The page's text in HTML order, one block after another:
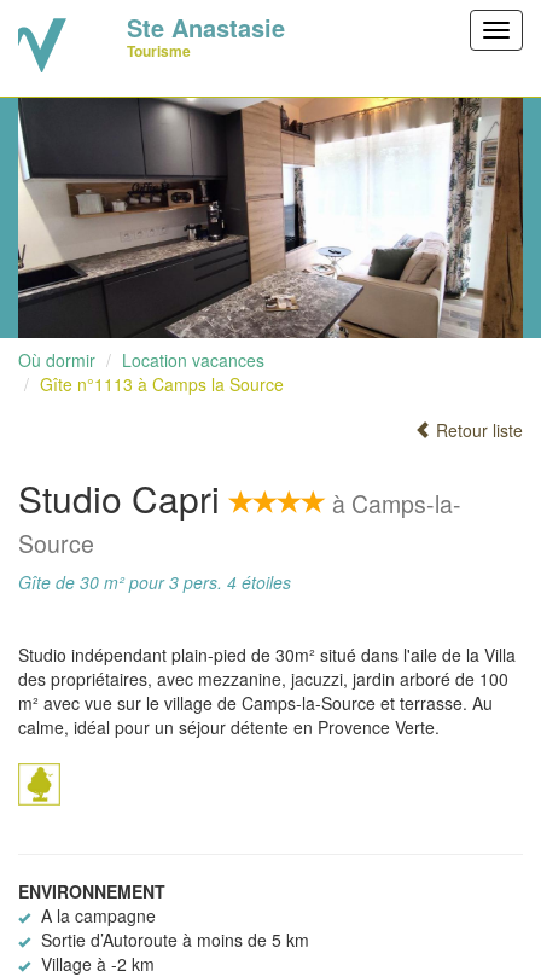
Ste Anastasie
Tourisme
Où dormir
Location vacances
Gîte n°1113 à Camps la Source
Retour liste
Studio Capri
à Camps-la-
Source
Gîte de 30 m² pour 3 pers. 4 étoiles
Studio indépendant plain-pied de 30m² situé dans l'aile de la Villa
des propriétaires, avec mezzanine, jacuzzi, jardin arboré de 100
m² avec vue sur le village de Camps-la-Source et terrasse. Au
calme, idéal pour un séjour détente en Provence Verte.
ENVIRONNEMENT
A la campagne
Sortie d’Autoroute à moins de 5 km
Village à -2 km